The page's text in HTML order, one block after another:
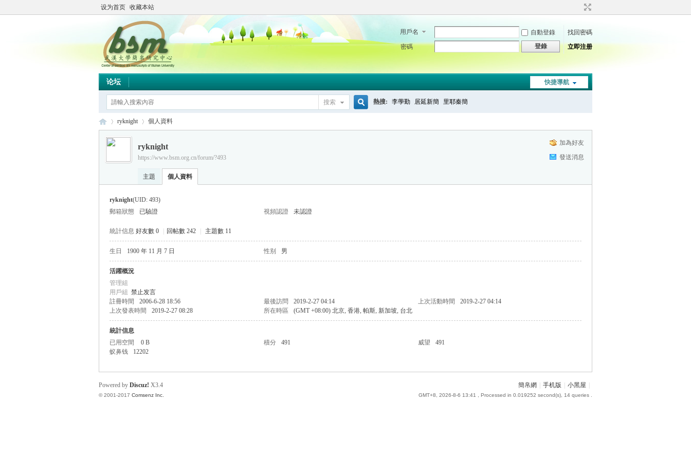
设为首页 收藏本站
用戶名 自動登錄
找回密碼
密碼
登錄 立即注册
快捷導航
论坛
搜索 熱搜: 李學勤 居延新簡 里耶秦簡
网
›
ryknight 個人資料
加為好友
發送消息
ryknight
https://www.bsm.org.cn/forum/?493
主題 個人資料
ryknight(UID: 493)
郵箱狀態
已驗證 視頻認證 未認證
統計信息 好友數 0 回帖數 242 主題數 11
生日 1900 年 11 月 7 日 性别 男
活躍概況
管理組
用戶組 禁止发言
註冊時間
2006-6-28 18:56 最後訪問 2019-2-27 04:14 上次活動時間
2019-2-27 04:14
上次發表時間
2019-2-27 08:28 所在時區 (GMT +08:00) 北京, 香港, 帕斯, 新加坡, 台北
統計信息
已用空間
0 B 積分 491 威望
491
蚁鼻钱
12202
簡帛網 手机版 小黑屋
GMT+8, 2026-8-6 13:41 , Processed in 0.019252 second(s), 14 queries .
Powered by Discuz! X3.4
© 2001-2017 Comsenz Inc.